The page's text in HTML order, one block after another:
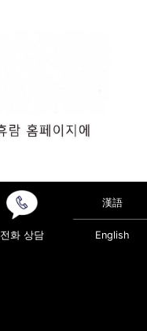
전화 상담
漢語
English